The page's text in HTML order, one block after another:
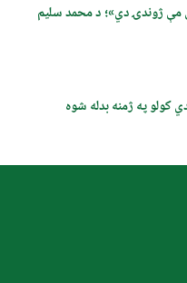
مې ژوندۍ دي»؛ د محمد سلیم
په ژمنه بدله شوه